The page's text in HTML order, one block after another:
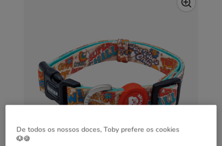
De todos os nossos doces, Toby prefere os cookies
🐶🍪